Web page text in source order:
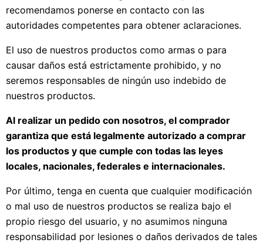
recomendamos ponerse en contacto con las
autoridades competentes para obtener aclaraciones.
El uso de nuestros productos como armas o para
causar daños está estrictamente prohibido, y no
seremos responsables de ningún uso indebido de
nuestros productos.
Al realizar un pedido con nosotros, el comprador
garantiza que está legalmente autorizado a comprar
los productos y que cumple con todas las leyes
locales, nacionales, federales e internacionales.
Por último, tenga en cuenta que cualquier modificación
o mal uso de nuestros productos se realiza bajo el
propio riesgo del usuario, y no asumimos ninguna
responsabilidad por lesiones o daños derivados de tales